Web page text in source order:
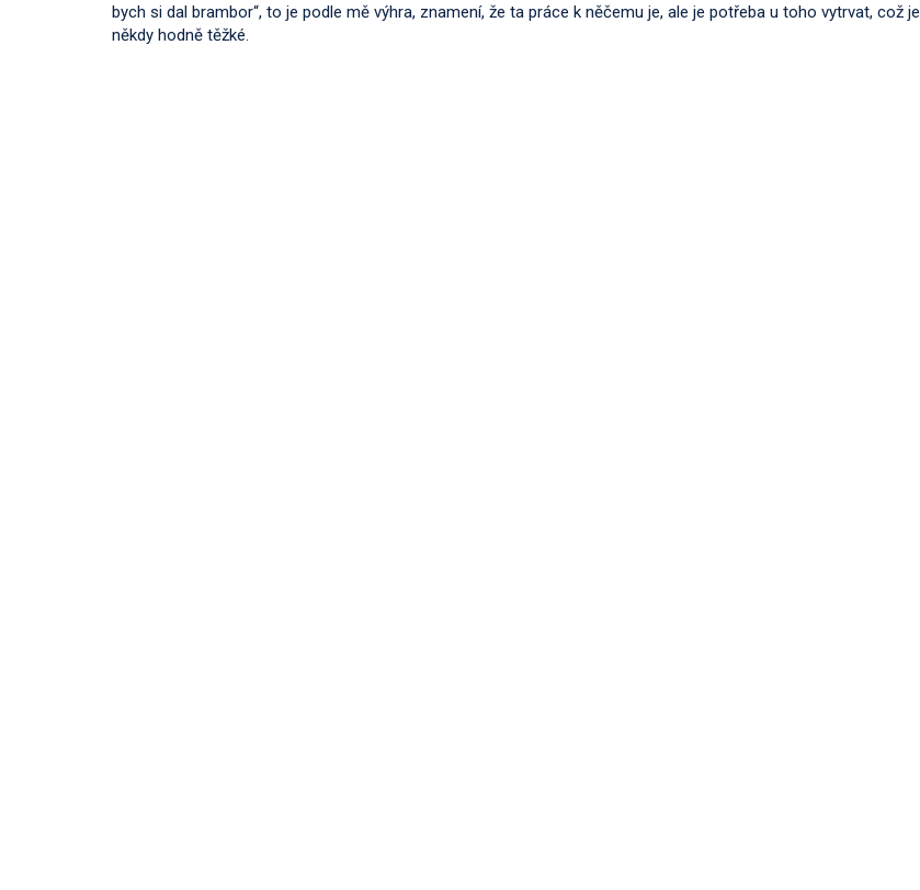
bych si dal brambor“, to je podle mě výhra, znamení, že ta práce k něčemu je, ale je potřeba u toho vytrvat, což je
někdy hodně těžké.